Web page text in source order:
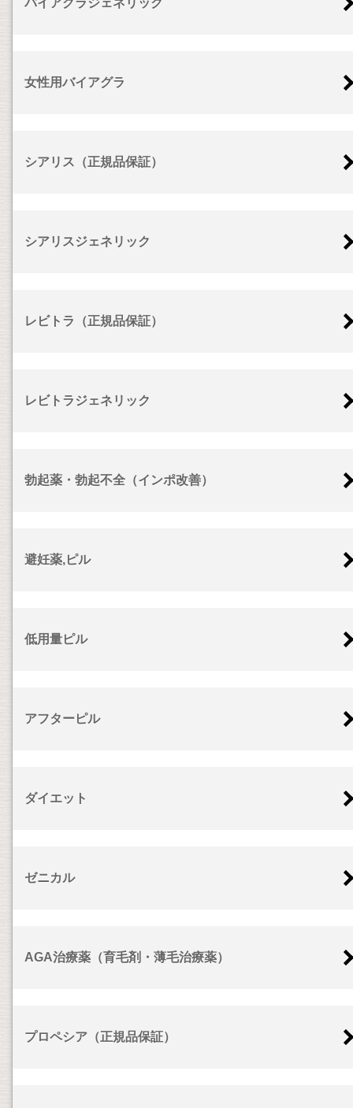
バイアグラジェネリック
女性用バイアグラ
シアリス（正規品保証）
シアリスジェネリック
レビトラ（正規品保証）
レビトラジェネリック
勃起薬・勃起不全（インポ改善）
避妊薬,ピル
低用量ピル
アフターピル
ダイエット
ゼニカル
AGA治療薬（育毛剤・薄毛治療薬）
プロペシア（正規品保証）